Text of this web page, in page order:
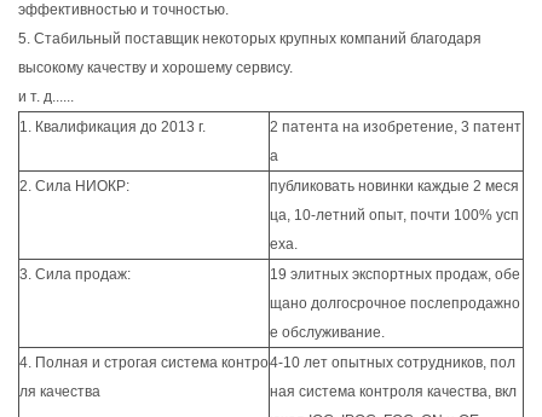
эффективностью и точностью.
5. Стабильный поставщик некоторых крупных компаний благодаря
высокому качеству и хорошему сервису.
и т. д......
1. Квалификация до 2013 г.
2 патента на изобретение, 3 патент
а
2. Сила НИОКР:
публиковать новинки каждые 2 меся
ца, 10-летний опыт, почти 100% усп
еха.
3. Сила продаж:
19 элитных экспортных продаж, обе
щано долгосрочное послепродажно
е обслуживание.
4. Полная и строгая система контро
ля качества
4-10 лет опытных сотрудников, пол
ная система контроля качества, вкл